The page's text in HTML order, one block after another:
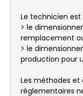
Le technicien
> le
remplacement
> le
production pour
Les méthodes
réglementaires